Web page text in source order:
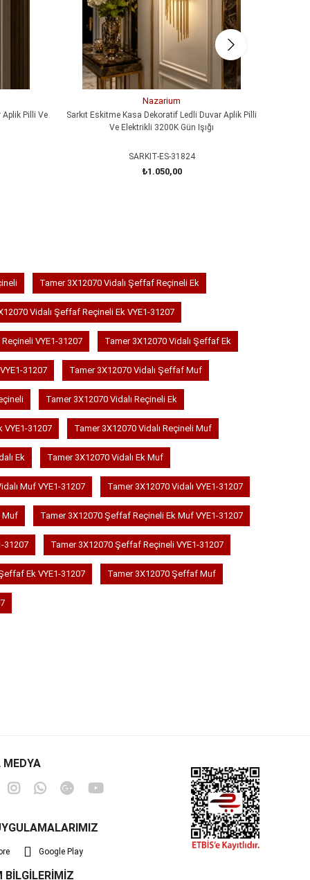
Pilli Ve
Nazarium
Sarkıt Eskitme Kasa Dekoratif Ledli Duvar Aplik Pilli
Ve Elektrikli 3200K Gün Işığı
SARKIT-ES-31824
₺1.050,00
Tamer 3X12070 Vidalı Şeffaf Reçineli Ek
Vidalı Şeffaf Reçineli Ek VYE1-31207
VYE1-31207 Tamer 3X12070 Vidalı Şeffaf Ek
31207 Tamer 3X12070 Vidalı Şeffaf Muf
Tamer 3X12070 Vidalı Reçineli Ek
VYE1-31207 Tamer 3X12070 Vidalı Reçineli Muf
Ek Tamer 3X12070 Vidalı Ek Muf
Muf VYE1-31207 Tamer 3X12070 Vidalı VYE1-31207
Muf Tamer 3X12070 Şeffaf Reçineli Ek Muf VYE1-31207
31207 Tamer 3X12070 Şeffaf Reçineli VYE1-31207
Ek VYE1-31207 Tamer 3X12070 Şeffaf Muf
MEDYA
Google Play
BİLGİLERİMİZ